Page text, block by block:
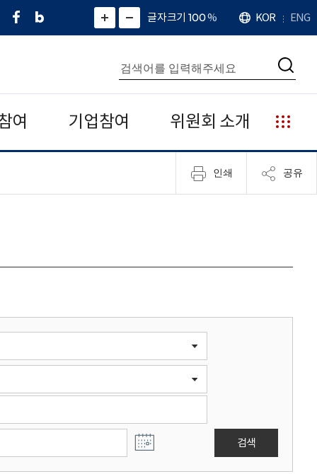
페
네
그
)
화
면
면
소
확
대
치
글자크기 100%
언
어
KOR ENG
통
합
검
색
검
여 기업참여 위원회 소개
누
리
집
안
인쇄 공유
검색